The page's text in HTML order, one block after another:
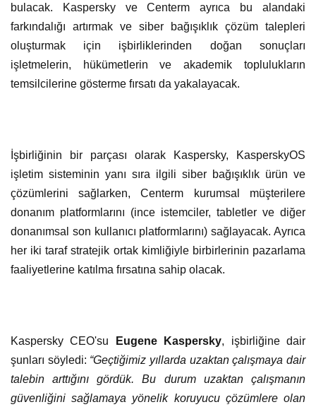
bulacak. Kaspersky ve Centerm ayrıca bu alandaki
farkındalığı artırmak ve siber bağışıklık çözüm talepleri
oluşturmak için işbirliklerinden doğan sonuçları
işletmelerin, hükümetlerin ve akademik toplulukların
temsilcilerine gösterme fırsatı da yakalayacak.
İşbirliğinin bir parçası olarak Kaspersky, KasperskyOS
işletim sisteminin yanı sıra ilgili siber bağışıklık ürün ve
çözümlerini sağlarken, Centerm kurumsal müşterilere
donanım platformlarını (ince istemciler, tabletler ve diğer
donanımsal son kullanıcı platformlarını) sağlayacak. Ayrıca
her iki taraf stratejik ortak kimliğiyle birbirlerinin pazarlama
faaliyetlerine katılma fırsatına sahip olacak.
Kaspersky CEO'su Eugene Kaspersky, işbirliğine dair
şunları söyledi: “Geçtiğimiz yıllarda uzaktan çalışmaya dair
talebin arttığını gördük. Bu durum uzaktan çalışmanın
güvenliğini sağlamaya yönelik koruyucu çözümlere olan